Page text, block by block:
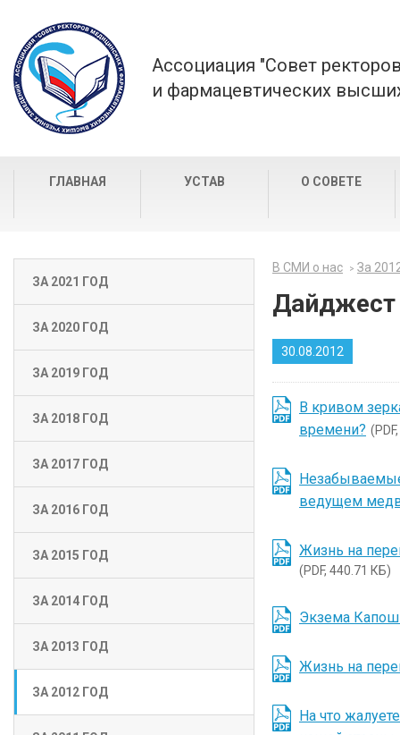
Ассоциация "Совет
и фармацевтических
ГЛАВНАЯ УСТАВ О СОВЕТЕ
ЗА 2021 ГОД
ЗА 2020 ГОД
ЗА 2019 ГОД
ЗА 2018 ГОД
ЗА 2017 ГОД
ЗА 2016 ГОД
ЗА 2015 ГОД
ЗА 2014 ГОД
ЗА 2013 ГОД
ЗА 2012 ГОД
В СМИ о нас За
Дайджест
30.08.2012
В кривом
времени?
ведущем
Жизнь на
(PDF, 440.71 КБ)
Экзема
Жизнь на
На что